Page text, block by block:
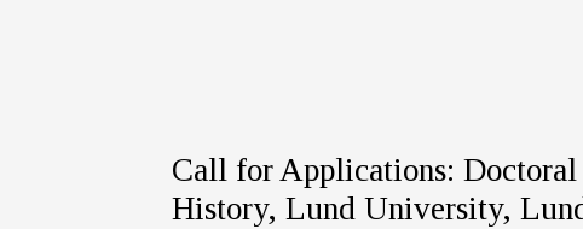
Call for Applications:
History, Lund University,